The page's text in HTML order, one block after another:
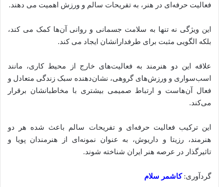
فعالیت حرفه‌ای در هنر، به تفریحات سالم و ورزش اهمیت می‌ دهند.
این ویژگی نه تنها به سلامت جسمانی و روانی آن‌ها کمک می‌ کند،
بلکه الگویی مثبت برای طرفدارانشان ایجاد می‌ کند.
علاقه این دو هنرمند به فعالیت‌های خارج از محیط کاری، مانند
اسب‌سواری و ورزش‌های گروهی، نشان‌دهنده سبک زندگی متعادل و
فعال آن‌هاست و ارتباط صمیمی بیشتری با مخاطبانشان برقرار
می‌کند.
این ترکیب فعالیت حرفه‌ای و تفریحات سالم باعث شده‌ هر دو
هنرمند، رزیتا و داریوش، به عنوان نمونه‌ای از هنرمندان پویا و
تاثیرگذار در عرصه هنر ایران شناخته شوند.
گردآوری:کاشمر سلام